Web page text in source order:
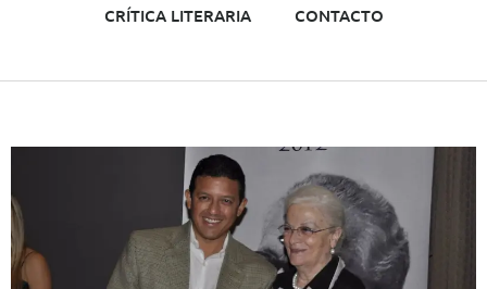
CRÍTICA LITERARIA
CONTACTO